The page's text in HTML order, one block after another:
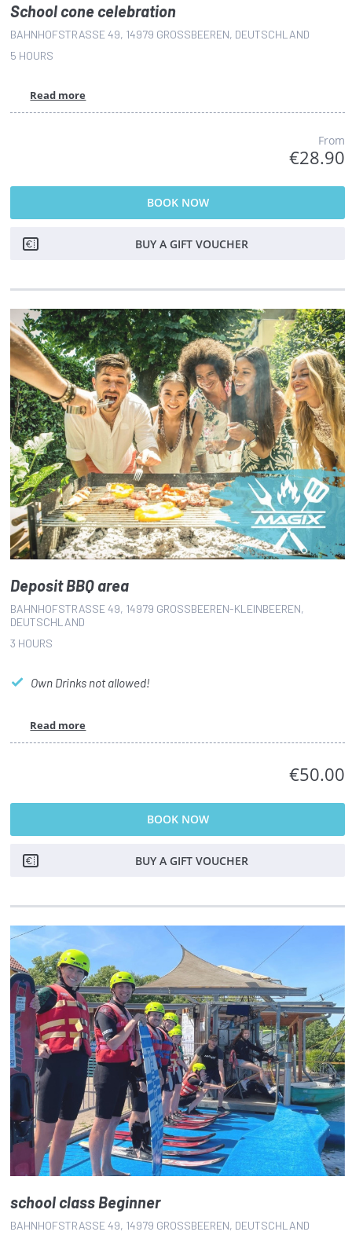
School cone celebration
BAHNHOFSTRASSE 49, 14979 GROSSBEEREN, DEUTSCHLAND
5 HOURS
Read more
From
€28.90
BOOK NOW
BUY A GIFT VOUCHER
Deposit BBQ area
BAHNHOFSTRASSE 49, 14979 GROSSBEEREN-KLEINBEEREN, DE
UTSCHLAND
3 HOURS
Own Drinks not allowed!
Read more
€50.00
BOOK NOW
BUY A GIFT VOUCHER
school class Beginner
BAHNHOFSTRASSE 49, 14979 GROSSBEEREN, DEUTSCHLAND